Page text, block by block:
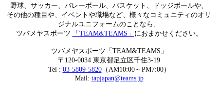
野球、サッカー、バレーボール、バスケット、ドッジボールや、
その他の種目や、イベントや職場など、様々なコミュニティのオリ
ジナルユニフォームのことなら、
ツバメヤスポーツ
「TEAM&TEAMS」 におまかせください。
ツバメヤスポーツ「TEAM&TEAMS」
〒120-0034 東京都足立区千住3-19
Tel : 03-5809-5820（AM10:00～PM7:00）
Mail: tapjapan@teams.jp